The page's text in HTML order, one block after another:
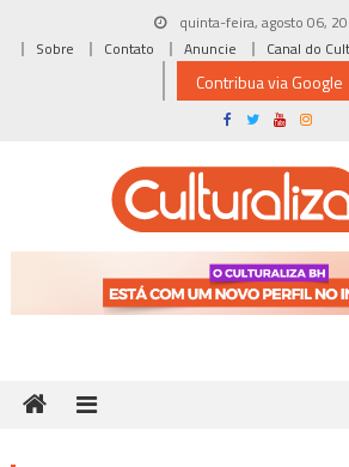
quinta-feira, agosto 06,
Sobre
Contato Anuncie Canal do
Contribua via Google